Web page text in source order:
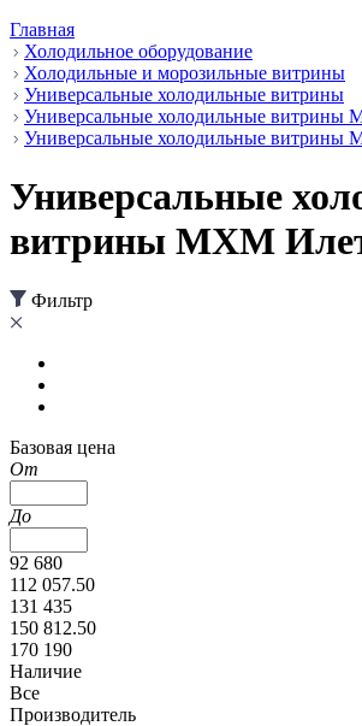
Главная
Холодильное оборудование
Холодильные и морозильные витрины
Универсальные холодильные витрины
Универсальные холодильные
Универсальные холодильные
Универсальные
витрины МХМ
Фильтр
Базовая цена
От
До
92 680
112 057.50
131 435
150 812.50
170 190
Наличие
Все
Производитель